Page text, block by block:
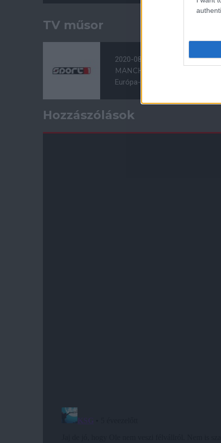
TV műsor
2020-08-10 21:00
MANCHESTER UNITED - FC
Európa-liga negyeddöntő, ÉLŐ
Hozzászólások